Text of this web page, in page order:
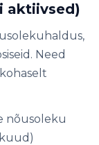
aktiivsed)
Need
nõusoleku